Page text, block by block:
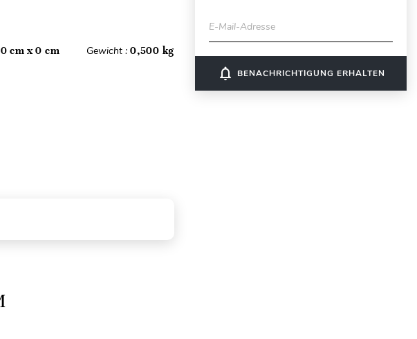
0 cm x 0 cm Gewicht :0,500 kg
E-Mail-Adresse
notifications_none BENACHRICHTIGUNG ERHALTEN